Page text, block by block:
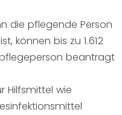
die pflegende Person
können bis zu 1.612
beantragt
Hilfsmittel wie